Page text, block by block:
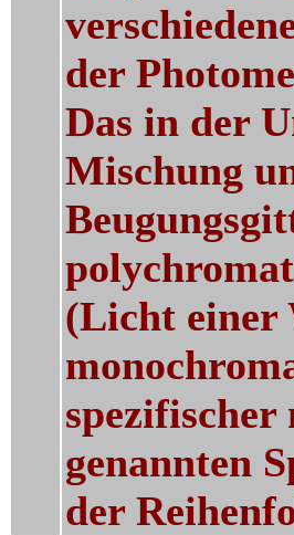
der
Das in der
Mischung
(Licht einer
genannten
der